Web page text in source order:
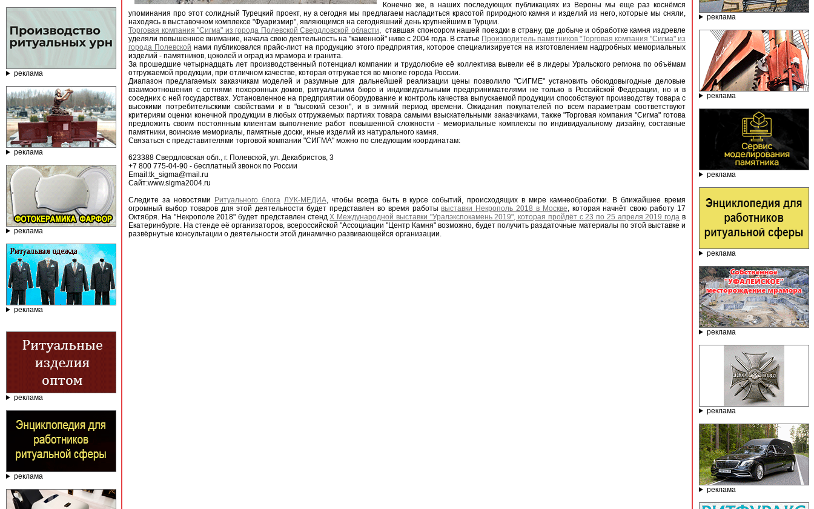
реклама
реклама
реклама
реклама
реклама
реклама
Конечно же, в наших последующих публикациях из Вероны мы еще раз коснёмся
упоминания про этот солидный Турецкий проект, ну а сегодня мы предлагаем насладиться красотой природного камня и изделий из него, которые мы сняли,
находясь в выставочном комплексе "Фуаризмир", являющимся на сегодняшний день крупнейшим в Турции.
Торговая компания "Сигма" из города Полевской Свердловской области, ставшая спонсором нашей поездки в страну, где добыче и обработке камня издревле
уделяли повышенное внимание, начала свою деятельность на "каменной" ниве с 2004 года. В статье Производитель памятников "Торговая компания "Сигма" из
города Полевской нами публиковался прайс-лист на продукцию этого предприятия, которое специализируется на изготовлением надгробных мемориальных
изделий - памятников, цоколей и оград из мрамора и гранита.
За прошедшие четырнадцать лет производственный потенциал компании и трудолюбие её коллектива вывели её в лидеры Уральского региона по объёмам
отгружаемой продукции, при отличном качестве, которая отгружается во многие города России.
Диапазон предлагаемых заказчикам моделей и разумные для дальнейшей реализации цены позволило "СИГМЕ" установить обоюдовыгодные деловые
взаимоотношения с сотнями похоронных домов, ритуальными бюро и индивидуальными предпринимателями не только в Российской Федерации, но и в
соседних с ней государствах. Установленное на предприятии оборудование и контроль качества выпускаемой продукции способствуют производству товара с
высокими потребительскими свойствами и в "высокий сезон", и в зимний период времени. Ожидания покупателей по всем параметрам соответствуют
критериям оценки конечной продукции в любых отгружаемых партиях товара самыми взыскательными заказчиками, также "Торговая компания "Сигма" готова
предложить своим постоянным клиентам выполнение работ повышенной сложности - мемориальные комплексы по индивидуальному дизайну, составные
памятники, воинские мемориалы, памятные доски, иные изделий из натурального камня.
Связаться с представителями торговой компании "СИГМА" можно по следующим координатам:
623388 Свердловская обл., г. Полевской, ул. Декабристов, 3
+7 800 775-04-90 - бесплатный звонок по России
Email:tk_sigma@mail.ru
Сайт:www.sigma2004.ru
Следите за новостями
Ритуального блога ЛУК-МЕДИА, чтобы всегда быть в курсе событий, происходящих в мире камнеобработки. В ближайшее время
огромный выбор товаров для этой деятельности будет представлен во время работывыставки Некрополь 2018 в Москве, которая начнёт свою работу 17
Октября. На "Некрополе 2018" будет представлен стендX Международной выставки "Уралэкспокамень 2019", которая пройдёт с 23 по 25 апреля 2019 года в
Екатеринбурге. На стенде её организаторов, всероссийской "Ассоциации "Центр Камня" возможно, будет получить раздаточные материалы по этой выставке и
развёрнутые консультации о деятельности этой динамично развивающейся организации.
реклама
реклама
реклама
реклама
реклама
реклама
реклама